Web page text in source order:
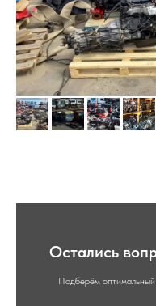
Остались
Подберём оптимальный